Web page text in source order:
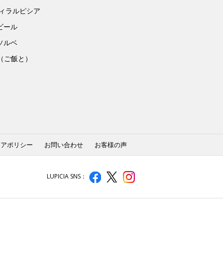
ラルピシア
ール
ルベ
飯と）
ポリシー お問い合わせ お客様の声
LUPICIA SNS：